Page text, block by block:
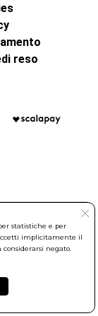
reso
da Vinci, 40 -
Capitale
delle Imprese di
Monterotondo
statistiche e per
implicitamente il
negato.